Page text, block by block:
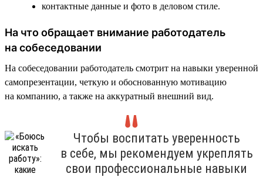
контактные данные и фото в деловом стиле.
На что обращает внимание работодатель
на собеседовании
На собеседовании работодатель смотрит на навыки уверенной
самопрезентации, четкую и обоснованную мотивацию
на компанию, а также на аккуратный внешний вид.
Чтобы воспитать уверенность
в себе, мы рекомендуем укреплять
свои профессиональные навыки